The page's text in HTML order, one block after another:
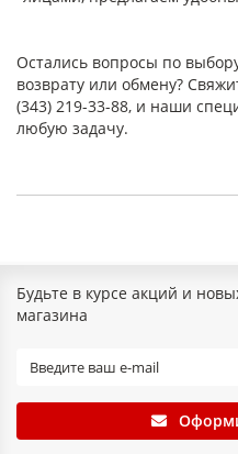
Остались вопросы по
возврату или обмену?
(343) 219-33-88, и наши
любую задачу.
Будьте в курсе акций и
магазина